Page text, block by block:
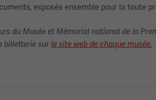
exposés ensemble pour la toute
du Musée et Mémorial national de la
billetterie surle site web de chaque musée.